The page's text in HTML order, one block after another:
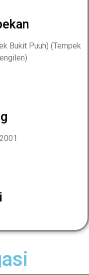
Bukit Puuh) (Tempek